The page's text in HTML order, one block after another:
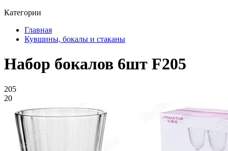
Категории
Главная
Кувшины, бокалы и стаканы
Набор бокалов 6шт F205
205
20